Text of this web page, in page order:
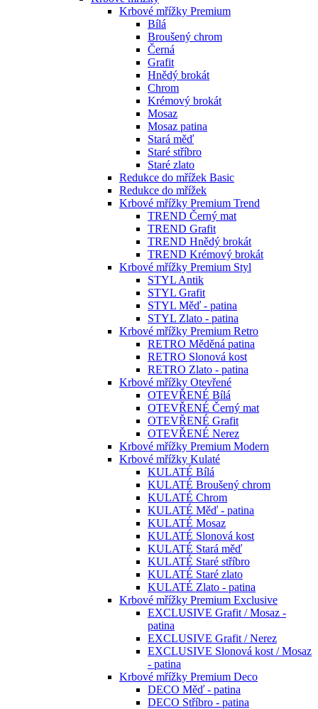
Krbové mřížky Premium
Bílá
Broušený chrom
Černá
Grafit
Hnědý brokát
Chrom
Krémový brokát
Mosaz
Mosaz patina
Stará měď
Staré stříbro
Staré zlato
Redukce do mřížek Basic
Redukce do mřížek
Krbové mřížky Premium Trend
TREND Černý mat
TREND Grafit
TREND Hnědý brokát
TREND Krémový brokát
Krbové mřížky Premium Styl
STYL Antik
STYL Grafit
STYL Měď - patina
STYL Zlato - patina
Krbové mřížky Premium Retro
RETRO Měděná patina
RETRO Slonová kost
RETRO Zlato - patina
Krbové mřížky Otevřené
OTEVŘENÉ Bílá
OTEVŘENÉ Černý mat
OTEVŘENÉ Grafit
OTEVŘENÉ Nerez
Krbové mřížky Premium Modern
Krbové mřížky Kulaté
KULATÉ Bílá
KULATÉ Broušený chrom
KULATÉ Chrom
KULATÉ Měď - patina
KULATÉ Mosaz
KULATÉ Slonová kost
KULATÉ Stará měď
KULATÉ Staré stříbro
KULATÉ Staré zlato
KULATÉ Zlato - patina
Krbové mřížky Premium Exclusive
EXCLUSIVE Grafit / Mosaz -
patina
EXCLUSIVE Grafit / Nerez
EXCLUSIVE Slonová kost / Mosaz
- patina
Krbové mřížky Premium Deco
DECO Měď - patina
DECO Stříbro - patina